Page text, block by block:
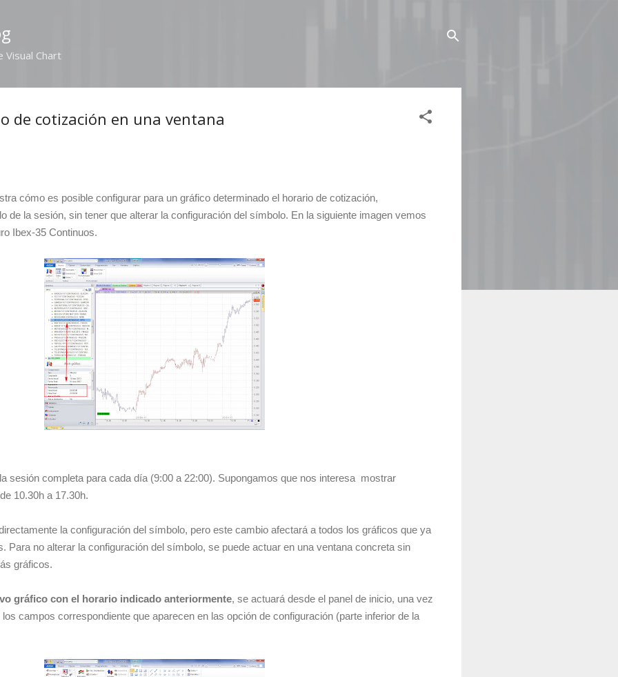
Visual Chart
de cotización en una ventana
cómo es posible configurar para un gráfico determinado el horario de cotización,
de la sesión, sin tener que alterar la configuración del símbolo. En la siguiente imagen vemos
Ibex-35 Continuos.
sesión completa para cada día (9:00 a 22:00). Supongamos que nos interesa mostrar
10.30h a 17.30h.
la configuración del símbolo, pero este cambio afectará a todos los gráficos que ya
Para no alterar la configuración del símbolo, se puede actuar en una ventana concreta sin
gráficos.
gráfico con el horario indicado anteriormente, se actuará desde el panel de inicio, una vez
campos correspondiente que aparecen en las opción de configuración (parte inferior de la